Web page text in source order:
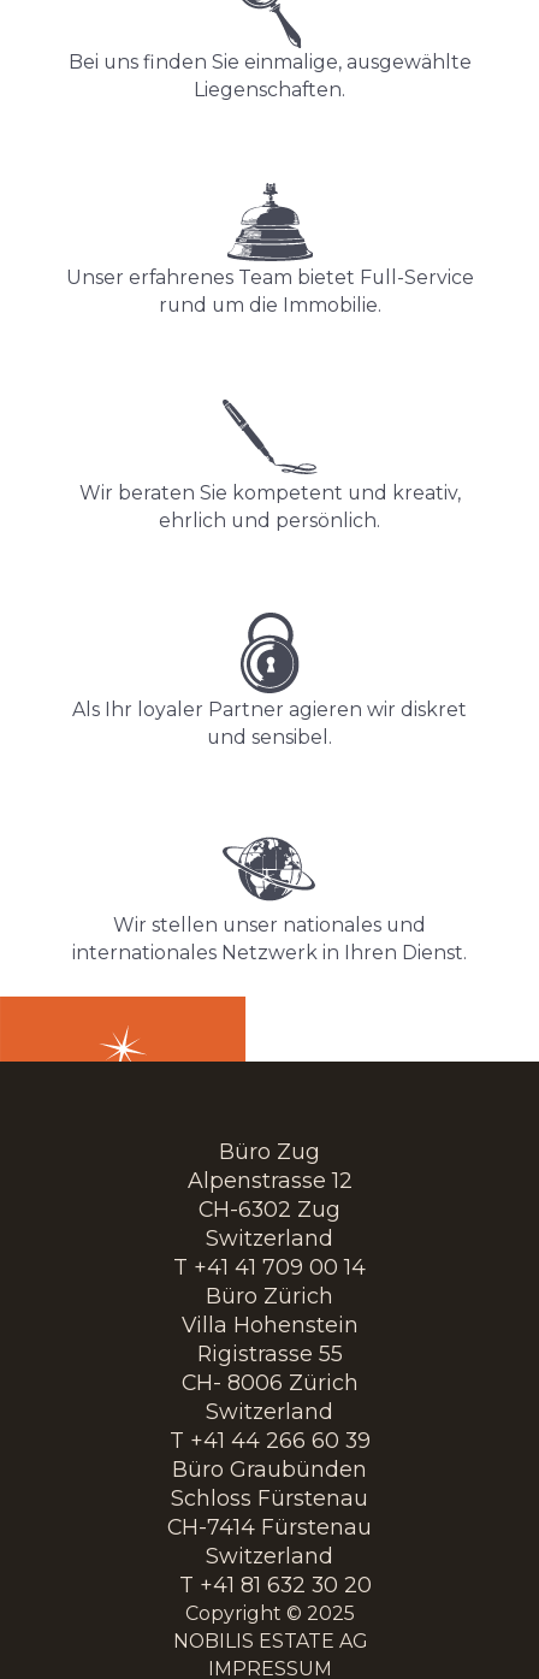
Bei uns finden Sie einmalige, ausgewählte
Liegenschaften.
Unser erfahrenes Team bietet Full-Service
rund um die Immobilie.
Wir beraten Sie kompetent und kreativ,
ehrlich und persönlich.
Als Ihr loyaler Partner agieren wir diskret
und sensibel.
Wir stellen unser nationales und
internationales Netzwerk in Ihren Dienst.
Copyright © 2025
NOBILIS ESTATE AG
IMPRESSUM
Büro Zug
Alpenstrasse 12
CH-6302 Zug
Switzerland
T +41 41 709 00 14
Büro Zürich
Villa Hohenstein
Rigistrasse 55
CH- 8006 Zürich
Switzerland
T +41 44 266 60 39
Büro Graubünden
Schloss Fürstenau
CH-7414 Fürstenau
Switzerland
T +41 81 632 30 20